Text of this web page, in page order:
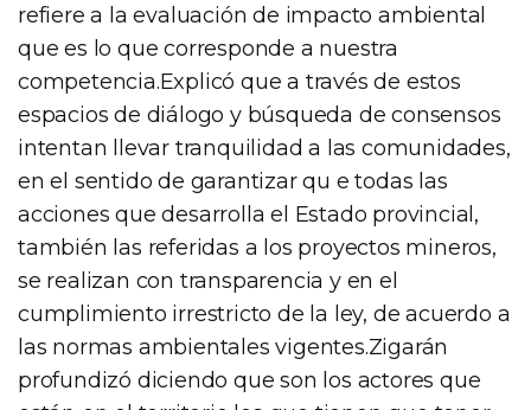
refiere a la evaluación de impacto ambiental
que es lo que corresponde a nuestra
competencia.Explicó que a través de estos
espacios de diálogo y búsqueda de consensos
intentan llevar tranquilidad a las comunidades,
en el sentido de garantizar qu e todas las
acciones que desarrolla el Estado provincial,
también las referidas a los proyectos mineros,
se realizan con transparencia y en el
cumplimiento irrestricto de la ley, de acuerdo a
las normas ambientales vigentes.Zigarán
profundizó diciendo que son los actores que